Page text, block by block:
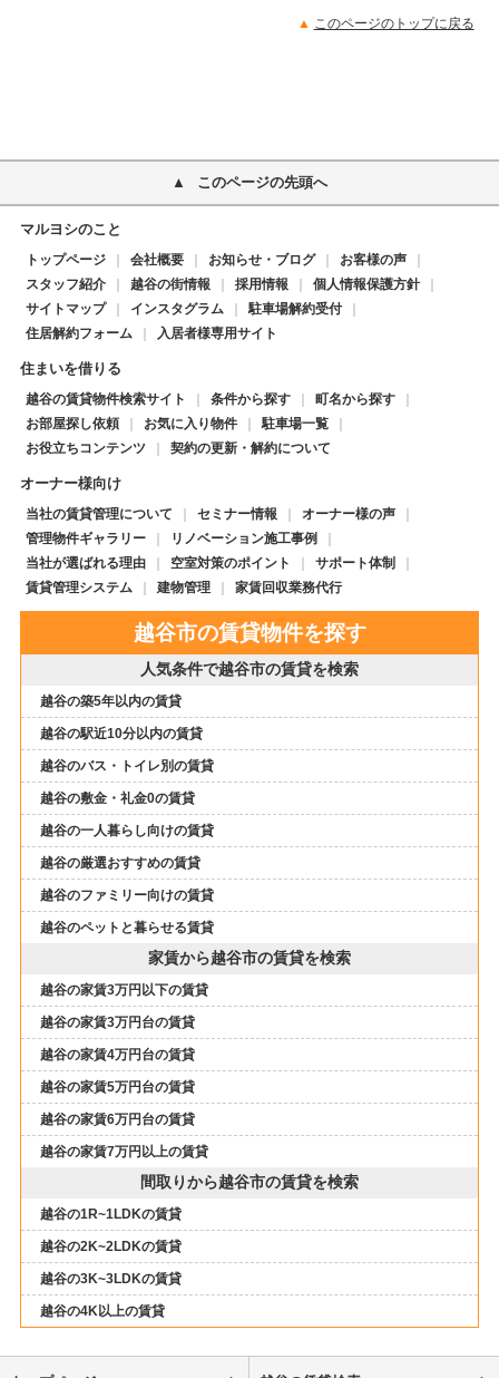
▲ このページのトップに戻る
このページの先頭へ
マルヨシのこと
トップページ 会社概要 お知らせ・ブログ
お客様の声
スタッフ紹介
越谷の街情報 採用情報
個人情報保護方針
サイトマップ
インスタグラム
駐車場解約受付
住居解約フォーム
入居者様専用サイト
住まいを借りる
越谷の賃貸物件検索サイト 条件から探す
町名から探す
お部屋探し依頼
お気に入り物件
駐車場一覧
お役立ちコンテンツ
契約の更新・解約について
オーナー様向け
当社の賃貸管理について セミナー情報
オーナー様の声
管理物件ギャラリー
リノベーション施工事例
当社が選ばれる理由
空室対策のポイント
サポート体制
賃貸管理システム
建物管理 家賃回収業務代行
越谷市の賃貸物件を探す
人気条件で越谷市の賃貸を検索
越谷の築5年以内の賃貸
越谷の駅近10分以内の賃貸
越谷のバス・トイレ別の賃貸
越谷の敷金・礼金0の賃貸
越谷の一人暮らし向けの賃貸
越谷の厳選おすすめの賃貸
越谷のファミリー向けの賃貸
越谷のペットと暮らせる賃貸
家賃から越谷市の賃貸を検索
越谷の家賃3万円以下の賃貸
越谷の家賃3万円台の賃貸
越谷の家賃4万円台の賃貸
越谷の家賃5万円台の賃貸
越谷の家賃6万円台の賃貸
越谷の家賃7万円以上の賃貸
間取りから越谷市の賃貸を検索
越谷の1R~1LDKの賃貸
越谷の2K~2LDKの賃貸
越谷の3K~3LDKの賃貸
越谷の4K以上の賃貸